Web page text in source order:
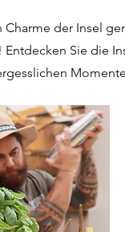
der Insel
Sie die